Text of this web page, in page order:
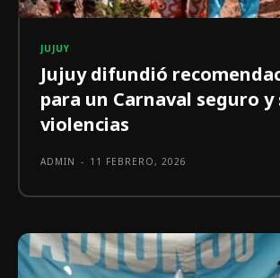
JUJUY
Jujuy difundió
para un Carnaval seguro y
violencias
ADMIN - 11 FEBRERO, 2026